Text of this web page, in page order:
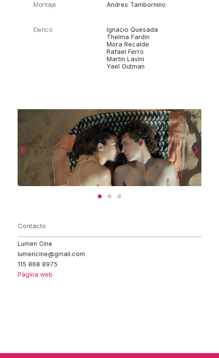
Montaje Andres Tambornino
Elenco
Ignacio Quesada
Thelma Fardin
Mora Recalde
Rafael Ferro
Martin Lavini
Yael Gutman
Contacto
Lumen Cine
lumencine@gmail.com
115 868 8975
Página web